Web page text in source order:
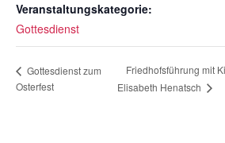
Veranstaltungskategorie:
Gottesdienst
Gottesdienst zum
Osterfest
Friedhofsführung mit
Elisabeth Henatsch